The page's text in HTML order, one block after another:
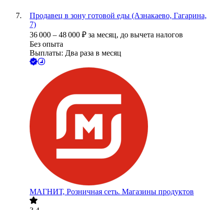
Продавец в зону готовой еды (Азнакаево, Гагарина,
7)
36 000 – 48 000 ₽ за месяц, до вычета налогов
Без опыта
Выплаты: Два раза в месяц
МАГНИТ, Розничная сеть. Магазины продуктов